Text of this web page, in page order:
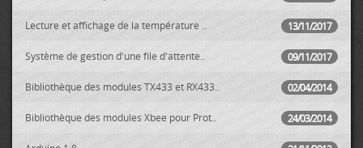
13/11/2017
Lecture et affichage de la température ..
09/11/2017
Système de gestion d'une file d'attente..
02/04/2014
Bibliothèque des modules TX433 et RX433..
24/03/2014
Bibliothèque des modules Xbee pour Prot..